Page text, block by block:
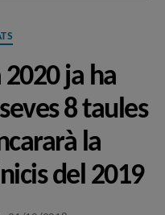
ja ha
8 taules
la
del 2019